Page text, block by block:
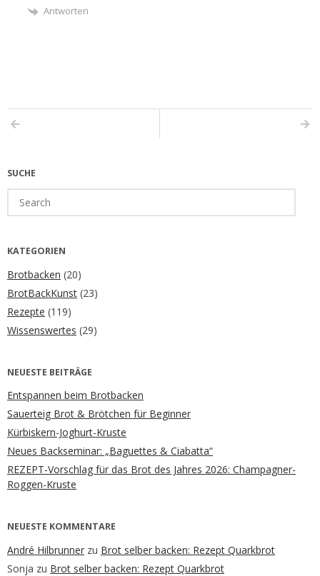
Antworten
SUCHE
for:
KATEGORIEN
Brotbacken (20)
BrotBackKunst (23)
Rezepte (119)
Wissenswertes (29)
NEUESTE BEITRÄGE
Entspannen beim Brotbacken
Sauerteig Brot & Brötchen für Beginner
Kürbiskern-Joghurt-Kruste
Neues Backseminar: „Baguettes & Ciabatta“
REZEPT-Vorschlag für das Brot des Jahres 2026: Champagner-
Roggen-Kruste
NEUESTE KOMMENTARE
André Hilbrunner zu Brot selber backen: Rezept Quarkbrot
Sonja zu Brot selber backen: Rezept Quarkbrot